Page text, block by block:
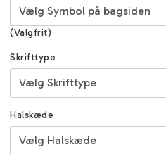
(Valgfrit)
Skrifttype
Halskæde